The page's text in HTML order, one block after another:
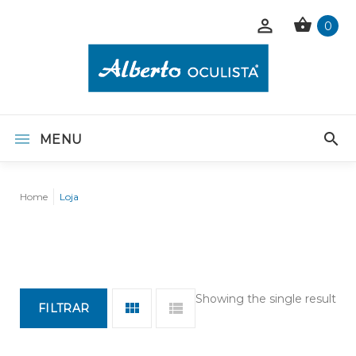
0
MENU
Home Loja
Showing the single result
FILTRAR